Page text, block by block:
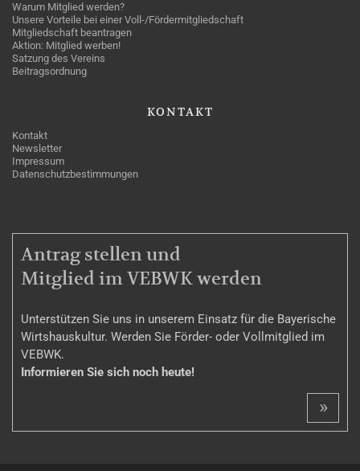
Warum Mitglied werden?
Unsere Vorteile bei einer Voll-/Fördermitgliedschaft
Mitgliedschaft beantragen
Aktion: Mitglied werben!
Satzung des Vereins
Beitragsordnung
KONTAKT
Kontakt
Newsletter
Impressum
Datenschutzbestimmungen
MITGLIEDSCHAFT
Antrag stellen und
Mitglied im VEBWK werden
Unterstützen Sie uns in unserem Einsatz für die Bayerische
Wirtshauskultur. Werden Sie Förder- oder Vollmitglied im
VEBWK.
Informieren Sie sich noch heute!
»